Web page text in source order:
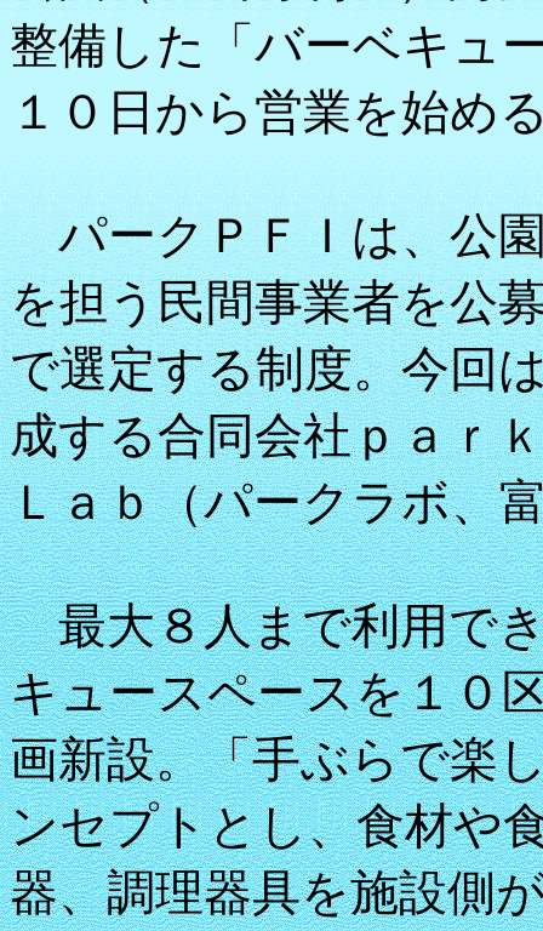
整備した「バーベキュ
１０日から営業を始め
パークＰＦＩは、公園
を担う民間事業者を公
で選定する制度。今回
成する合同会社ｐａｒ
Ｌａｂ（パークラボ、
最大８人まで利用で
キュースペースを１０
画新設。「手ぶらで楽
ンセプトとし、食材や
器、調理器具を施設側